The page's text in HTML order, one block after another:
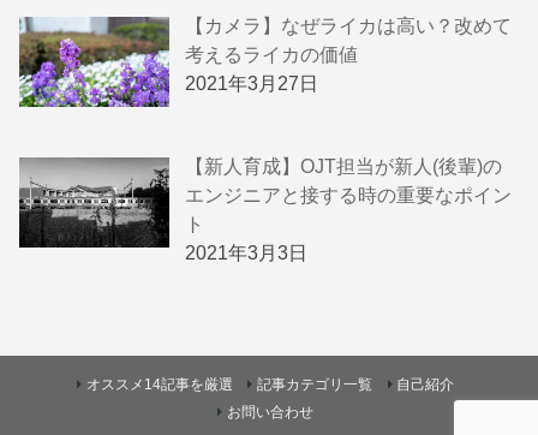
【カメラ】なぜライカは高い？改めて
考えるライカの価値
2021年3月27日
【新人育成】OJT担当が新人(後輩)の
エンジニアと接する時の重要なポイン
ト
2021年3月3日
オススメ14記事を厳選 記事カテゴリ一覧
自己紹介
お問い合わせ